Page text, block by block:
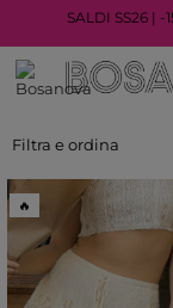
SALDI SS26 |
Filtra e ordina
🔥